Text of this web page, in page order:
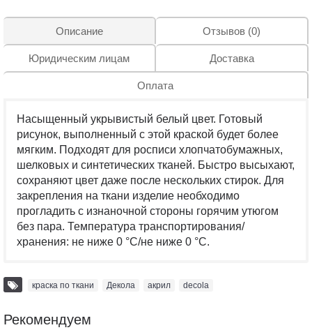
Описание Отзывов (0)
Юридическим лицам Доставка
Оплата
Насыщенный укрывистый белый цвет. Готовый
рисунок, выполненный с этой краской будет более
мягким. Подходят для росписи хлопчатобумажных,
шелковых и синтетических тканей. Быстро высыхают,
сохраняют цвет даже после нескольких стирок. Для
закрепления на ткани изделие необходимо
прогладить с изнаночной стороны горячим утюгом
без пара. Температура транспортирования/
хранения: не ниже 0 °С/не ниже 0 °С.
краска по ткани Декола акрил decola
Рекомендуем